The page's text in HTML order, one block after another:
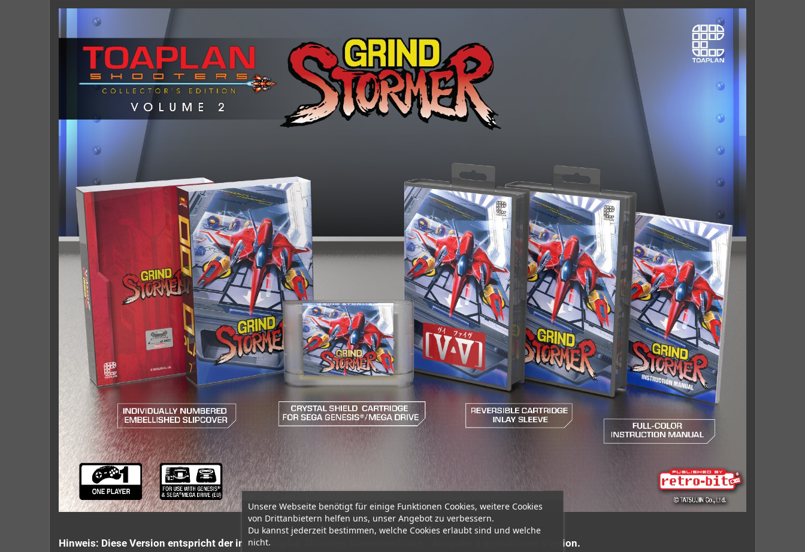
Unsere Webseite benötigt für einige Funktionen Cookies, weitere Cookies
von Drittanbietern helfen uns, unser Angebot zu verbessern.
Du kannst jederzeit bestimmen, welche Cookies erlaubt sind und welche
nicht.
Hinweis: Diese Version entspricht der in der Toaplan Shooters Sammleredition - Ausgabe 2 enthaltenen Version.